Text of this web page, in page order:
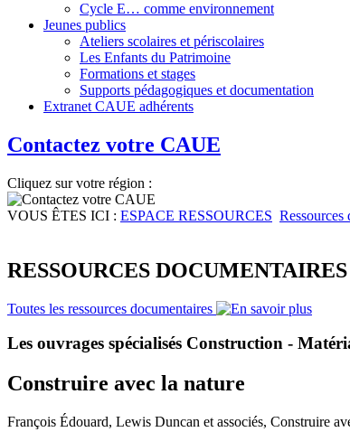
Cycle E… comme environnement
Jeunes publics
Ateliers scolaires et périscolaires
Les Enfants du Patrimoine
Formations et stages
Supports pédagogiques et documentation
Extranet CAUE adhérents
Contactez votre CAUE
Cliquez sur votre région :
VOUS ÊTES ICI : ESPACE RESSOURCES Ressources
RESSOURCES DOCUMENTAIRES
Toutes les ressources documentaires
Les ouvrages spécialisés Construction -
Construire avec la nature
François Édouard, Lewis Duncan et associés, Construire